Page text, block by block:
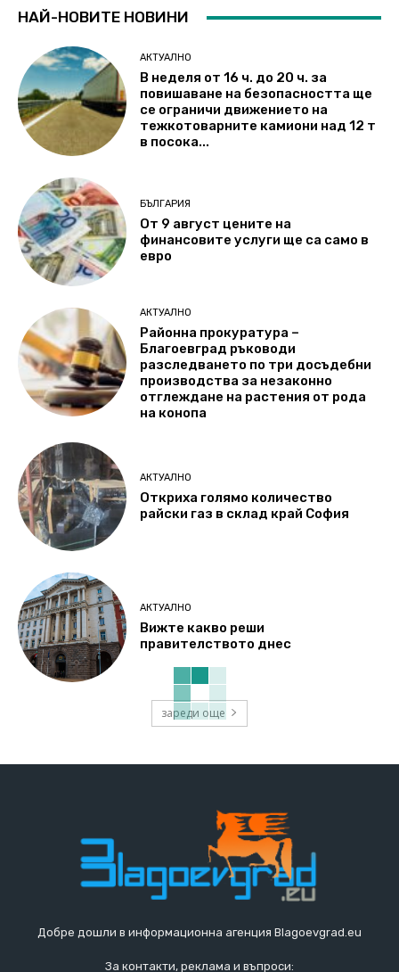
НАЙ-НОВИТЕ НОВИНИ
АКТУАЛНО
В неделя от 16 ч. до 20 ч. за
повишаване на безопасността ще
се ограничи движението на
тежкотоварните камиони над 12 т
в посока...
БЪЛГАРИЯ
От 9 август цените на
финансовите услуги ще са само в
евро
АКТУАЛНО
Районна прокуратура –
Благоевград ръководи
разследването по три досъдебни
производства за незаконно
отглеждане на растения от рода
на конопа
АКТУАЛНО
Откриха голямо количество
райски газ в склад край София
АКТУАЛНО
Вижте какво реши
правителството днес
зареди още
Добре дошли в информационна агенция Blagoevgrad.eu
За контакти, реклама и въпроси: